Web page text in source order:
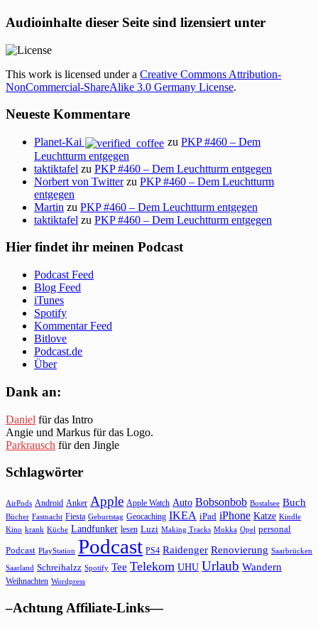
Audioinhalte dieser Seite sind lizensiert unter
This work is licensed under a Creative Commons Attribution-
NonCommercial-ShareAlike 3.0 Germany License.
Neueste Kommentare
Planet-Kai zuPKP #460 – Dem
Leuchtturm entgegen
taktiktafel zu PKP #460 – Dem Leuchtturm entgegen
Norbert von Twitterzu PKP #460 – Dem Leuchtturm
entgegen
Martin zu PKP #460 – Dem Leuchtturm entgegen
taktiktafel zu PKP #460 – Dem Leuchtturm entgegen
Hier findet ihr meinen Podcast
Podcast Feed
Blog Feed
iTunes
Spotify
Kommentar Feed
Bitlove
Podcast.de
Über
Dank an:
Daniel für das Intro
Angie und Markus für das Logo.
Parkrausch für den Jingle
Schlagwörter
AirPods Android Anker Apple Apple Watch Auto Bobsonbob Bostalsee Buch
Bücher Fastnacht Fiesta Geburtstag Geocaching IKEA iPad iPhone Katze Kindle
Kino krank Küche Landfunker lesen Luzi Making Tracks Mokka Opel personal
Podcast PlayStation Podcast PS4 Raidenger Renovierung Saarbrücken
Saarland Schreihalzz Spotify Tee Telekom UHU Urlaub Wandern
Weihnachten Wordpress
–Achtung Affiliate-Links—